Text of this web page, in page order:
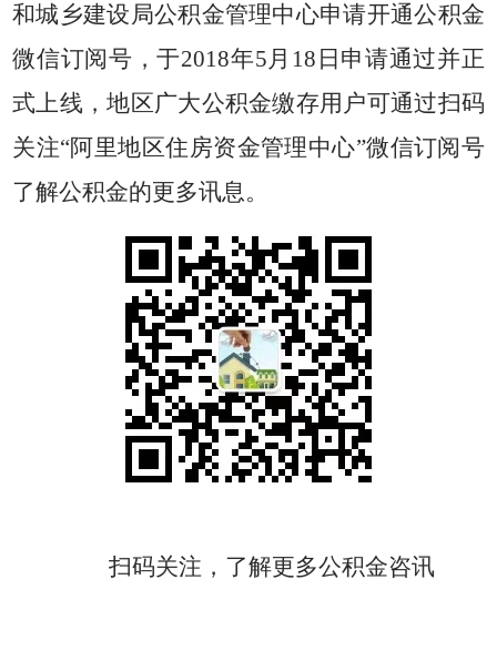
和城乡建设局公积金管理中心申请开通公积金
微信订阅号，于2018年5月18日申请通过并正
式上线，地区广大公积金缴存用户可通过扫码
关注“阿里地区住房资金管理中心”微信订阅号
了解公积金的更多讯息。
扫码关注，了解更多公积金咨讯